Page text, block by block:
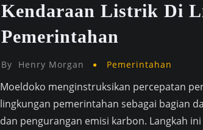
Kendaraan Listrik Di
Pemerintahan
By Henry Morgan Pemerintahan
Moeldoko menginstruksikan percepatan
lingkungan pemerintahan sebagai bagian
dan pengurangan emisi karbon. Langkah